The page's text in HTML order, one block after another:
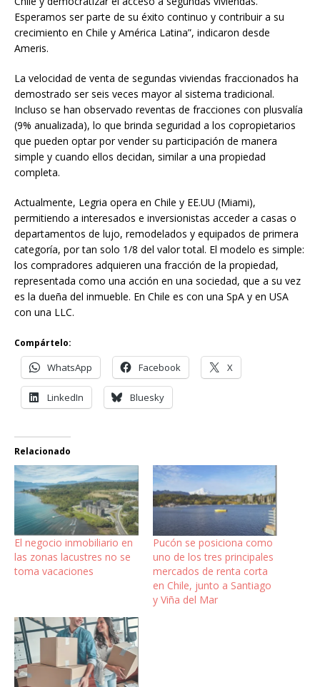
Esperamos ser parte de su éxito continuo y contribuir a su
crecimiento en Chile y América Latina”, indicaron desde
Ameris.
La velocidad de venta de segundas viviendas fraccionados ha
demostrado ser seis veces mayor al sistema tradicional.
Incluso se han observado reventas de fracciones con plusvalía
(9% anualizada), lo que brinda seguridad a los copropietarios
que pueden optar por vender su participación de manera
simple y cuando ellos decidan, similar a una propiedad
completa.
Actualmente, Legria opera en Chile y EE.UU (Miami),
permitiendo a interesados e inversionistas acceder a casas o
departamentos de lujo, remodelados y equipados de primera
categoría, por tan solo 1/8 del valor total. El modelo es simple:
los compradores adquieren una fracción de la propiedad,
representada como una acción en una sociedad, que a su vez
es la dueña del inmueble. En Chile es con una SpA y en USA
con una LLC.
Compártelo:
WhatsApp Facebook X
LinkedIn Bluesky
Relacionado
El negocio inmobiliario en
las zonas lacustres no se
toma vacaciones
Pucón se posiciona como
uno de los tres principales
mercados de renta corta
en Chile, junto a Santiago
y Viña del Mar